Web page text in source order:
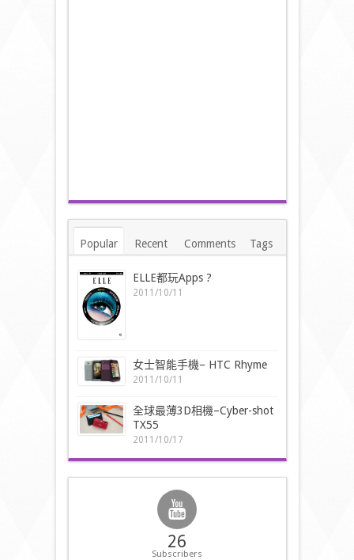
Popular Recent Comments Tags
ELLE都玩Apps ?
2011/10/11
女士智能手機– HTC Rhyme
2011/10/11
全球最薄3D相機–Cyber-shot
TX55
2011/10/17
26
Subscribers